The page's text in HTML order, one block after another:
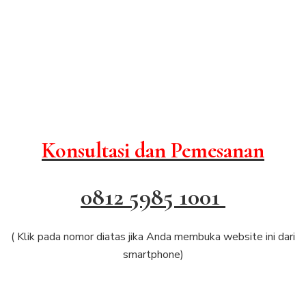
Konsultasi dan Pemesanan
0812 5985 1001
( Klik pada nomor diatas jika Anda membuka website ini dari
smartphone)